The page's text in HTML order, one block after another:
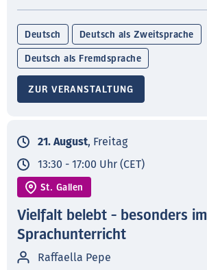
Deutsch Deutsch als Zweitsprache
Deutsch als Fremdsprache
ZUR VERANSTALTUNG
21. August, Freitag
13:30 - 17:00 Uhr (CET)
St. Gallen
Vielfalt belebt - besonders im
Sprachunterricht
Raffaella Pepe